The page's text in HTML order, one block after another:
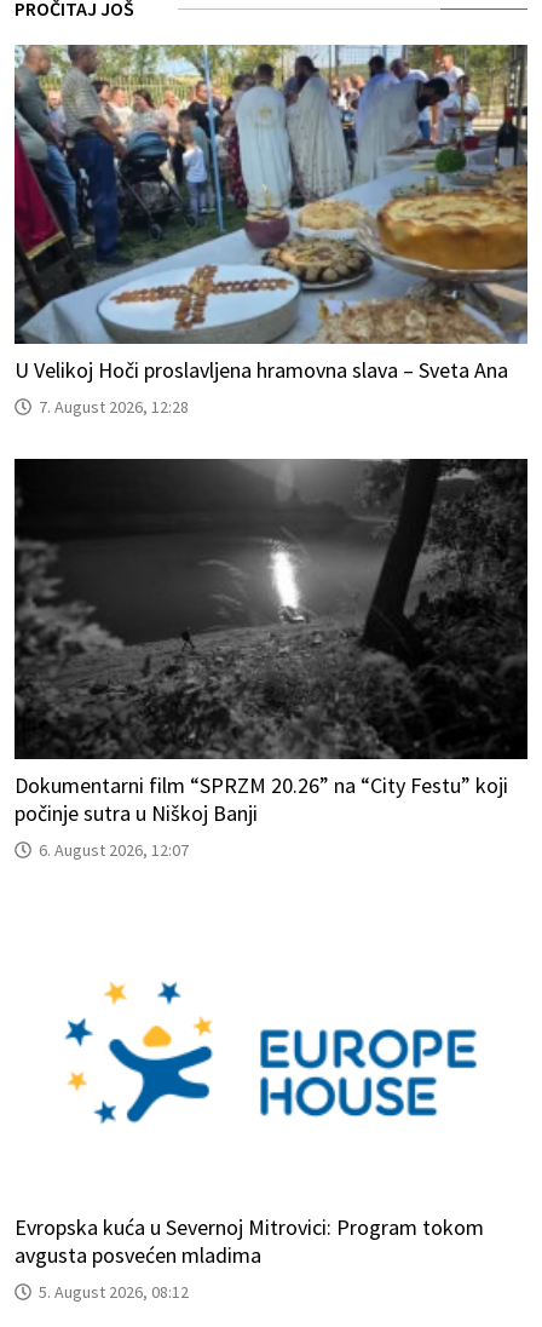
PROČITAJ JOŠ
U Velikoj Hoči proslavljena hramovna slava – Sveta Ana
7. August 2026, 12:28
Dokumentarni film “SPRZM 20.26” na “City Festu” koji
počinje sutra u Niškoj Banji
6. August 2026, 12:07
Evropska kuća u Severnoj Mitrovici: Program tokom
avgusta posvećen mladima
5. August 2026, 08:12